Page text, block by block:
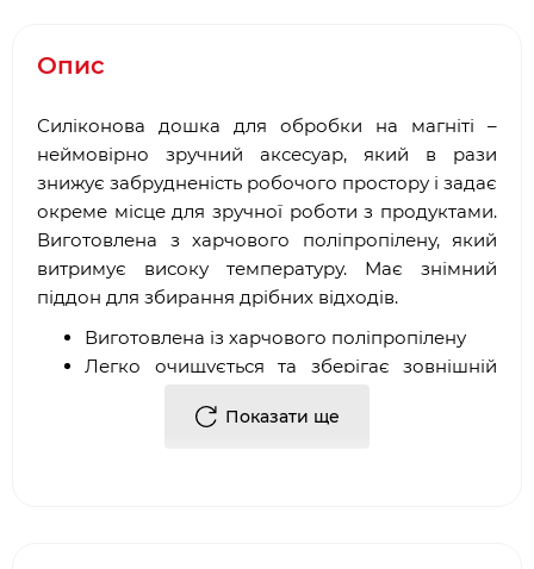
Опис
Силіконова дошка для обробки на магніті –
неймовірно зручний аксесуар, який в рази
знижує забрудненість робочого простору і задає
окреме місце для зручної роботи з продуктами.
Виготовлена ​​з харчового поліпропілену, який
витримує високу температуру. Має знімний
піддон для збирання дрібних відходів.
Виготовлена ​​із харчового поліпропілену
Легко очищується та зберігає зовнішній
Відсутність ковзання завдяки сильному
Показати ще